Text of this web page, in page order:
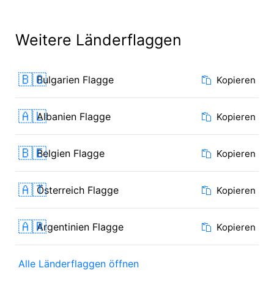
Weitere Länderflaggen
🇧🇬Bulgarien Flagge Kopieren
🇦🇱Albanien Flagge Kopieren
🇧🇪Belgien Flagge Kopieren
🇦🇹Österreich Flagge Kopieren
🇦🇷Argentinien Flagge Kopieren
Alle Länderflaggen öffnen